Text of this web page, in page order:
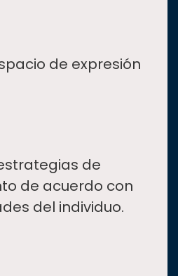
de expresión
de
de acuerdo con
del individuo.